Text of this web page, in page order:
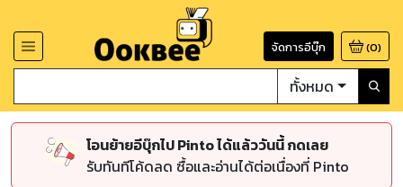
จัดการอีบุ๊ก (0)
ทั้งหมด
โอนย้ายอีบุ๊กไป Pinto ได้แล้ววันนี้ กดเลย
รับทันทีโค้ดลด ซื้อและอ่านได้ต่อเนื่องที่ Pinto